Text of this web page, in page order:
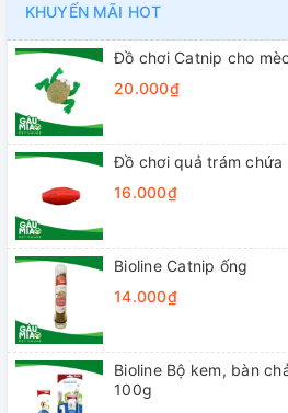
KHUYẾN MÃI HOT
Đồ chơi Catnip cho
20.000₫
Đồ chơi quả trám chứa
16.000₫
Bioline Catnip ống
14.000₫
Bioline Bộ kem, bàn
100g